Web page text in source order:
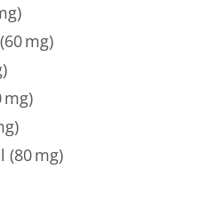
mg)
mg)
(80 mg)